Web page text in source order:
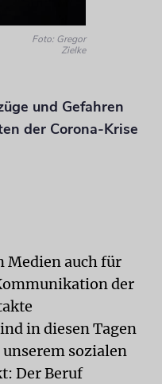
Foto: Gregor
Zielke
und Gefahren
der Corona-Krise
Medien auch für
der
in diesen Tagen
sozialen
Der Beruf